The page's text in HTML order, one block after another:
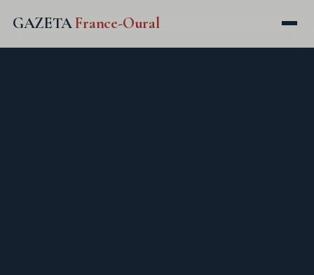
GAZETAFrance-Oural